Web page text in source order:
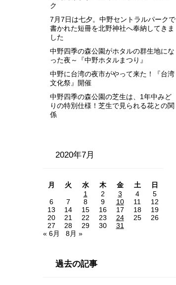
ク
7月7日は七夕。中野セントラルパークで
書かれた短冊を北野神社へ奉納してきま
した
中野四季の森公園がホタルの群生地にな
った夜～『中野ホタルまつり』
中野に台湾の夜市がやって来た！『台湾
文化祭』開催
中野四季の森公園の芝生は、1年中みど
りの特別仕様！芝生で見られる花との関
係
2020年7月
月 火 水 木 金 土
日
1
2 3 4
5
6
7 8 9 10 11
12
13
14 15 16 17 18
19
20
21 22 23 24 25
26
27
28 29 30
31
« 6月
8月 »
過去の記事